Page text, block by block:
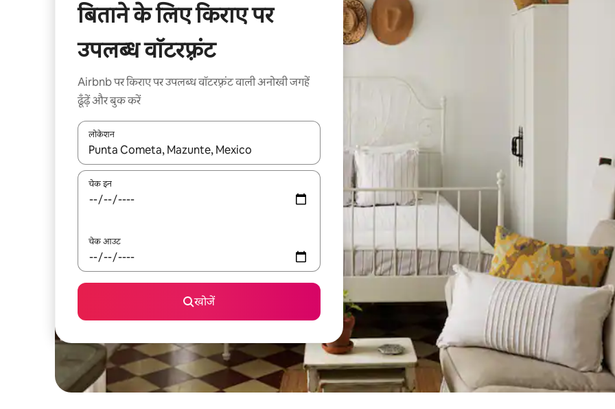
बिताने के लिए किराए पर
उपलब्ध वॉटरफ़्रंट
Airbnb पर किराए पर उपलब्ध वॉटरफ़्रंट वाली अनोखी जगहें
ढूँढ़ें और बुक करें
लोकेशन
नतीजों के उपलब्ध होने पर, अप और डाउन 'ऐरो की' का इस्तेमाल करके नेविगेट करें या टच या फिर स्वाइप जेस्चर का इस्तेमाल करके एक्सप्लोर करें।
चेक इन
चेक आउट
खोजें